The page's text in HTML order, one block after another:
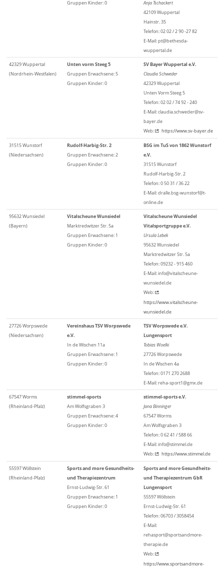
Gruppen Kinder: 0
Anja Tschackert
42109 Wuppertal
Hainstr. 35
Telefon: 02 02 / 2 90 -27 82
E-Mail: pt@bethesda-
wuppertal.de
42329 Wuppertal
(Nordrhein-Westfalen)
Unten vorm Steeg 5
Gruppen Erwachsene: 5
Gruppen Kinder: 0
SV Bayer Wuppertal e.V.
Claudia Schweder
42329 Wuppertal
Unten Vorm Steeg 5
Telefon: 02 02 / 74 92 - 240
E-Mail: claudia.schweder@sv-
bayer.de
Web:
https://www.sv-bayer.de
31515 Wunstorf
(Niedersachsen)
Rudolf-Harbig-Str. 2
Gruppen Erwachsene: 2
Gruppen Kinder: 0
BSG im TuS von 1862 Wunstorf
e.V.
31515 Wunstorf
Rudolf-Harbig-Str. 2
Telefon: 0 50 31 / 36 22
E-Mail: dralle.bsg-wunstorf@t-
online.de
95632 Wunsiedel
(Bayern)
Vitalscheune Wunsiedel
Marktredwitzer Str. 5a
Gruppen Erwachsene: 1
Gruppen Kinder: 0
Vitalscheune Wunsiedel
Vitalsportgruppe e.V.
Ursula Lebek
95632 Wunsiedel
Marktredwitzer Str. 5a
Telefon: 09232 - 915 460
E-Mail: info@vitalscheune-
wunsiedel.de
Web:
https://www.vitalscheune-
wunsiedel.de
27726 Worpswede
(Niedersachsen)
Vereinshaus TSV Worpswede
e.V.
In de Wischen 11a
Gruppen Erwachsene: 1
Gruppen Kinder: 0
TSV Worpswede e.V.
Lungensport
Tobias Woelki
27726 Worpswede
In de Wischen 4a
Telefon: 0171 270 2688
E-Mail: reha-sport1@gmx.de
67547 Worms
(Rheinland-Pfalz)
stimmel-sports
Am Wolfsgraben 3
Gruppen Erwachsene: 4
Gruppen Kinder: 0
stimmel-sports e.V.
Jana Binninger
67547 Worms
Am Wolfsgraben 3
Telefon: 0 62 41 / 588 66
E-Mail: info@stimmel.de
Web:
https://www.stimmel.de
55597 Wöllstein
(Rheinland-Pfalz)
Sports and more Gesundheits-
und Therapiezentrum
Ernst-Ludwig-Str. 61
Gruppen Erwachsene: 1
Gruppen Kinder: 0
Sports and more Gesundheits-
und Therapiezentrum GbR
Lungensport
55597 Wöllstein
Ernst-Ludwig-Str. 61
Telefon: 06703 / 3058454
E-Mail:
rehasport@sportsandmore-
therapie.de
Web:
https://www.sportsandmore-